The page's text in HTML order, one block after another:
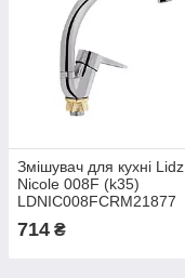
Змішувач для кухні Lidz
Nicole 008F (k35)
LDNIC008FCRM21877
714 ₴